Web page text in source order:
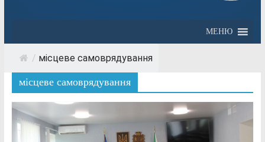
МЕНЮ
/ місцеве самоврядування
місцеве самоврядування